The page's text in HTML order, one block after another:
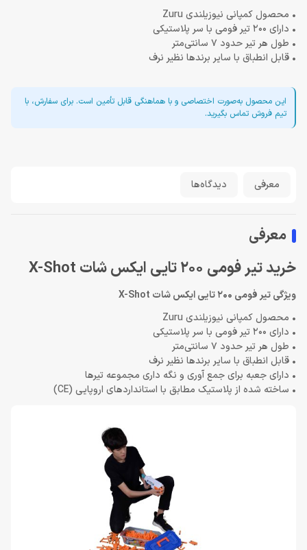
• محصول کمپانی نیوزیلندی Zuru
• دارای 200 تیر فومی با سر پلاستیکی
• طول هر تیر حدود 7 سانتی‌متر
• قابل انطباق با سایر برندها نظیر نرف
این محصول به‌صورت اختصاصی و با هماهنگی قابل تأمین است. برای سفارش، با
تیم فروش تماس بگیرید.
معرفی دیدگاه‌ها
معرفی
خرید تیر فومی 200 تایی ایکس شات X-Shot
ویژگی تیر فومی 200 تایی ایکس شات X-Shot
• محصول کمپانی نیوزیلندی Zuru
• دارای 200 تیر فومی با سر پلاستیکی
• طول هر تیر حدود 7 سانتی‌متر
• قابل انطباق با سایر برندها نظیر نرف
• دارای جعبه برای جمع آوری و نگه داری مجموعه تیرها
• ساخته شده از پلاستیک مطابق با استانداردهای اروپایی (CE)